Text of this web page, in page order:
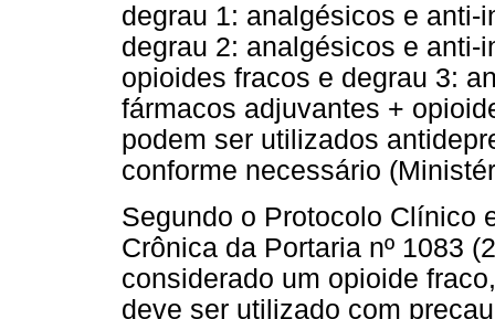
degrau 1: analgésicos e
degrau 2: analgésicos e
opioides fracos e degrau 3:
fármacos adjuvantes +
podem ser utilizados
conforme necessário
Segundo o Protocolo Clínico
Crônica da Portaria nº 1083
considerado um opioide
deve ser utilizado com